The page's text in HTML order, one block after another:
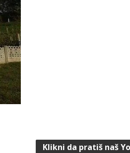
Klikni da pratiš naš